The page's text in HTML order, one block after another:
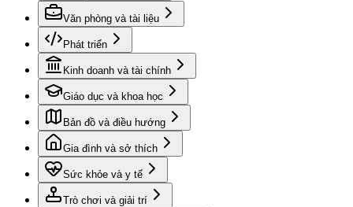
Văn phòng và tài liệu
Phát triển
Kinh doanh và tài chính
Giáo dục và khoa học
Bản đồ và điều hướng
Gia đình và sở thích
Sức khỏe và y tế
Trò chơi và giải trí